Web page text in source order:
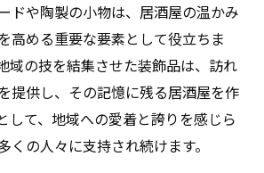
ドや陶製の小物は、居酒屋の温かみ
高める重要な要素として役立ちま
域の技を結集させた装飾品は、訪れ
提供し、その記憶に残る居酒屋を作
して、地域への愛着と誇りを感じら
くの人々に支持され続けます。